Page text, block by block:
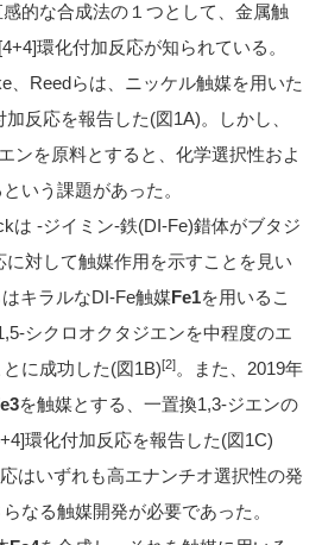
的な合成法の１つとして、金属触
環化付加反応が知られている。
、Reedらは、ニッケル触媒を用いた
反応を報告した(図1A)。しかし、
ンを原料とすると、化学選択性およ
いう課題があった。
は -ジイミン-鉄(DI-Fe)錯体がブタジ
に対して触媒作用を示すことを見い
キラルなDI-Fe触媒Fe1を用いるこ
シクロオクタジエンを中程度のエ
に成功した(図1B)[2]。また、2019年
を触媒とする、一置換1,3-ジエンの
環化付加反応を報告した(図1C)
はいずれも高エナンチオ選択性の発
なる触媒開発が必要であった。